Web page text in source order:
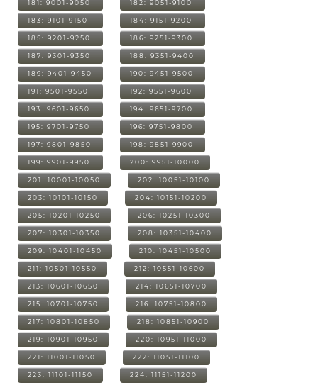
181: 9001-9050 182: 9051-9100
183: 9101-9150 184: 9151-9200
185: 9201-9250 186: 9251-9300
187: 9301-9350 188: 9351-9400
189: 9401-9450 190: 9451-9500
191: 9501-9550 192: 9551-9600
193: 9601-9650 194: 9651-9700
195: 9701-9750 196: 9751-9800
197: 9801-9850 198: 9851-9900
199: 9901-9950 200: 9951-10000
201: 10001-10050 202: 10051-10100
203: 10101-10150 204: 10151-10200
205: 10201-10250 206: 10251-10300
207: 10301-10350 208: 10351-10400
209: 10401-10450 210: 10451-10500
211: 10501-10550 212: 10551-10600
213: 10601-10650 214: 10651-10700
215: 10701-10750 216: 10751-10800
217: 10801-10850 218: 10851-10900
219: 10901-10950 220: 10951-11000
221: 11001-11050 222: 11051-11100
223: 11101-11150 224: 11151-11200